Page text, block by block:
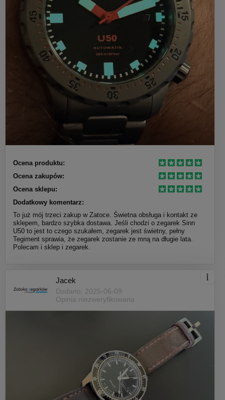
Ocena produktu:
Ocena zakupów:
Ocena sklepu:
Dodatkowy komentarz:
To już mój trzeci zakup w Zatoce. Świetna obsługa i kontakt ze
sklepem, bardzo szybka dostawa. Jeśli chodzi o zegarek Sinn
U50 to jest to czego szukałem, zegarek jest świetny, pełny
Tegiment sprawia, że zegarek zostanie ze mną na długie lata.
Polecam i sklep i zegarek.
Jacek
Dodano: 2025-06-09
Opinia niezweryfikowana